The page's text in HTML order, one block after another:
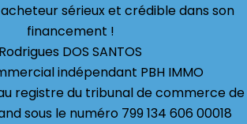
sérieux et crédible dans son
financement !
Rodrigues DOS SANTOS
indépendant PBH IMMO
registre du tribunal de commerce de
sous le numéro 799 134 606 00018